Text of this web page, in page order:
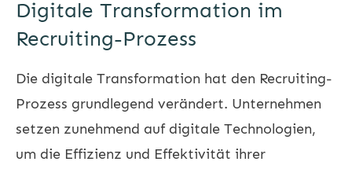
Digitale Transformation im
Recruiting-Prozess
Die digitale Transformation hat den Recruiting-
Prozess grundlegend verändert. Unternehmen
setzen zunehmend auf digitale Technologien,
um die Effizienz und Effektivität ihrer